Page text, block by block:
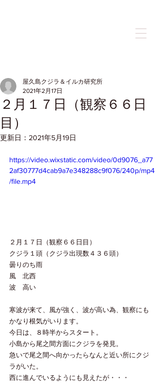
２月１７日（観察６６日
目）
屋久島クジラ＆イルカ研究所
2021年2月17日
更新日： 2021年5月19日
https://video.wixstatic.com/video/0d9076_a77
2af30777d4cab9a7e348288c9f076/240p/mp4
/file.mp4
２月１７日（観察６６日目）
クジラ１頭（クジラ出現数４３６頭）
曇りのち雨
風　北西
波　高い
寒波が来て、風が強く、波が高い為、観察にも
かなり根気がいります。
今日は、８時半からスタート。
小島から尾之間方面にクジラを発見。
急いで尾之間へ向かったらなんと近い所にクジ
ラがいた。
西に進んでいるようにも見えたが・・・